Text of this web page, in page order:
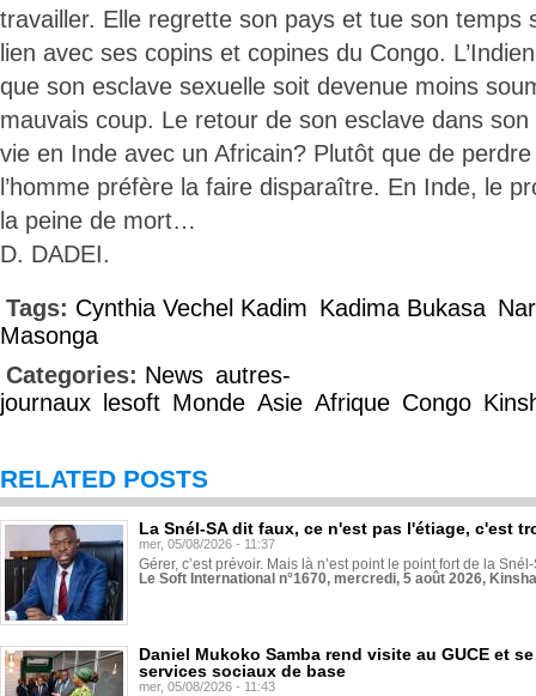
travailler. Elle regrette son pays et tue son temps
lien avec ses copins et copines du Congo.
que son esclave sexuelle soit devenue moins
mauvais coup. Le retour de son esclave dans
vie en Inde avec un Africain? Plutôt que de
l’homme préfère la faire disparaître. En Inde, le
la peine de mort…
D. DADEI.
Tags: Cynthia Vechel Kadim Kadima Bukasa
Masonga
Categories: News autres-
journaux
lesoft Monde Asie Afrique Congo
RELATED POSTS
La Snél-SA dit faux, ce n'est pas l'étiage, c'est
mer, 05/08/2026 - 11:37
Gérer, c’est prévoir. Mais là n’est point le point fort de la
Le Soft International n°1670, mercredi, 5 août 2026,
Daniel Mukoko Samba rend visite au GUCE et
services sociaux de base
mer, 05/08/2026 - 11:43